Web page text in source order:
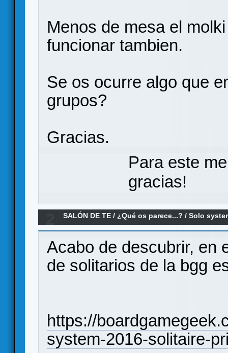
Menos de mesa el
funcionar tambien.
Se os ocurre algo que
grupos?
Gracias.
Para este
gracias!
SALÓN DE TE /¿Qué os parece...? /Solo
Acabo de descubrir, en
de solitarios de la bgg
https://
system-2016-solitaire-